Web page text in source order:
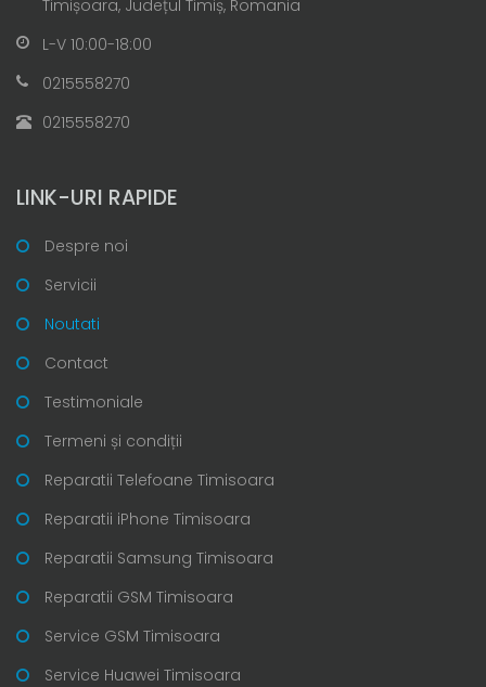
Timișoara, Județul Timiș, Romania
L-V 10:00-18:00
0215558270
0215558270
LINK-URI RAPIDE
Despre noi
Servicii
Noutati
Contact
Testimoniale
Termeni și condiții
Reparatii Telefoane Timisoara
Reparatii iPhone Timisoara
Reparatii Samsung Timisoara
Reparatii GSM Timisoara
Service GSM Timisoara
Service Huawei Timisoara